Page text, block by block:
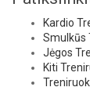
Kardio
Smulkūs
Jėgos
Kiti